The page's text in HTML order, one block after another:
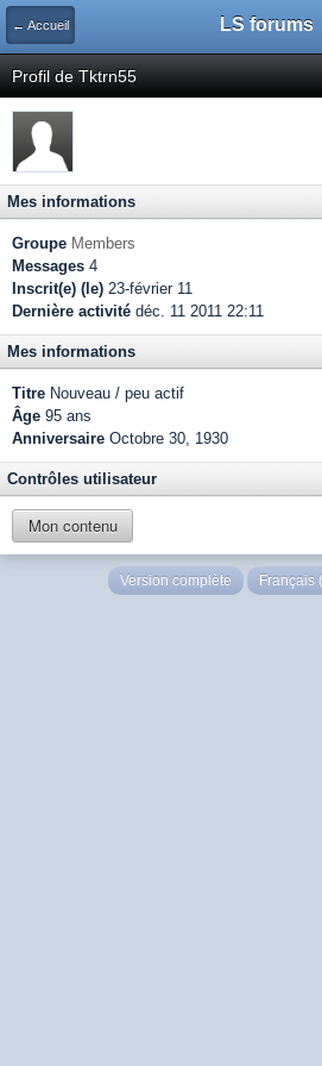
← Accueil LS forums
Profil de Tktrn55
Mes informations
Groupe Members
Messages 4
Inscrit(e) (le) 23-février 11
Dernière activité déc. 11 2011 22:11
Mes informations
Titre Nouveau / peu actif
Âge 95 ans
Anniversaire Octobre 30, 1930
Contrôles utilisateur
Mon contenu
Version complète Français